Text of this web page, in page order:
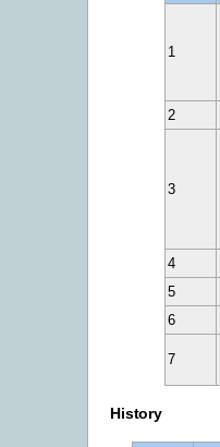
1
2
3
4
5
6
7
History